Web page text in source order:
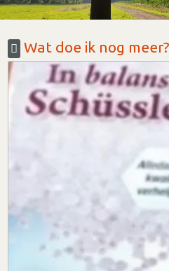
Wat doe ik nog meer?